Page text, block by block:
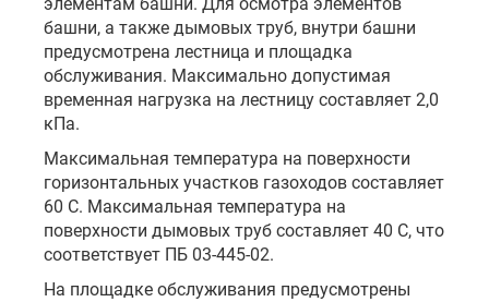
элементам башни. Для осмотра элементов
башни, а также дымовых труб, внутри башни
предусмотрена лестница и площадка
обслуживания. Максимально допустимая
временная нагрузка на лестницу составляет 2,0
кПа.
Максимальная температура на поверхности
горизонтальных участков газоходов составляет
60 С. Максимальная температура на
поверхности дымовых труб составляет 40 С, что
соответствует ПБ 03-445-02.
На площадке обслуживания предусмотрены